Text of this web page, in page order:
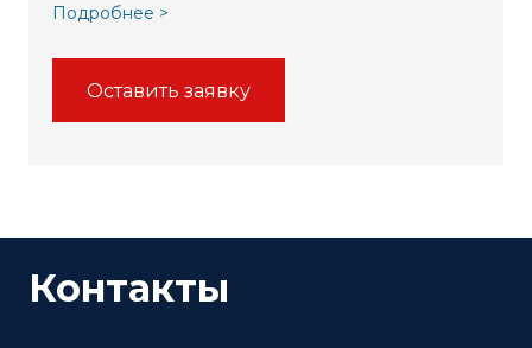
Подробнее >
Оставить заявку
Контакты